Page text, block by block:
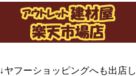
↓ヤフーショッピングへも出店し